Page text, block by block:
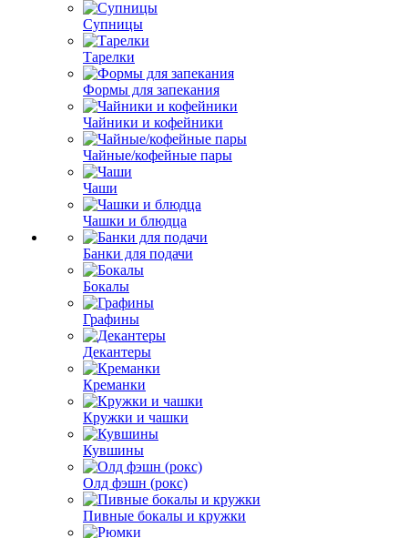
Супницы
Тарелки
Формы для запекания
Чайники и кофейники
Чайные/кофейные пары
Чаши
Чашки и блюдца
Банки для подачи
Бокалы
Графины
Декантеры
Креманки
Кружки и чашки
Кувшины
Олд фэшн (рокс)
Пивные бокалы и кружки